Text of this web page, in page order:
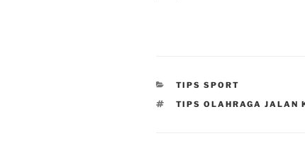
CATEGORIES
TIPS SPORT
TAGS
TIPS OLAHRAGA JALAN